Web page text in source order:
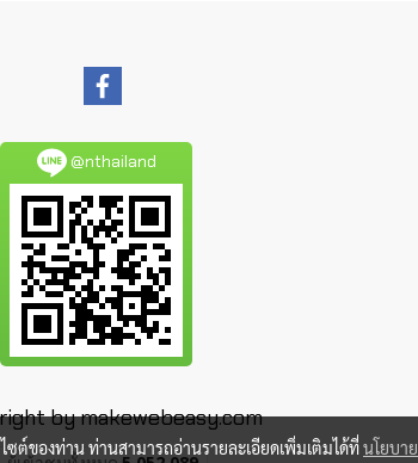
@nthailand
by makewebeasy.com
ต์ของท่าน ท่านสามารถอ่านรายละเอียดเพิ่มเติมได้ที่นโยบาย